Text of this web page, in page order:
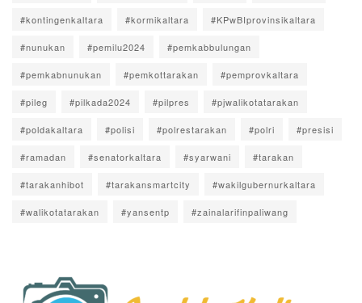
#kontingenkaltara #kormikaltara #KPwBIprovinsikaltara
#nunukan #pemilu2024 #pemkabbulungan
#pemkabnunukan #pemkottarakan #pemprovkaltara
#pileg #pilkada2024 #pilpres #pjwalikotatarakan
#poldakaltara #polisi #polrestarakan #polri #presisi
#ramadan #senatorkaltara #syarwani #tarakan
#tarakanhibot #tarakansmartcity #wakilgubernurkaltara
#walikotatarakan #yansentp #zainalarifinpaliwang